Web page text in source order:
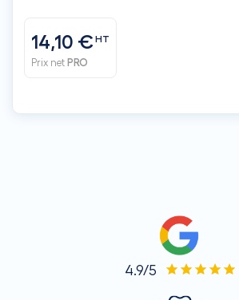
14,10 €HT
Prix net PRO
4.9/5